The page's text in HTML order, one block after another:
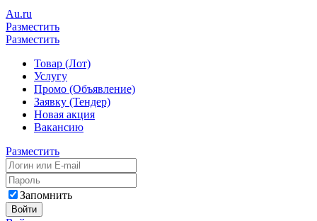
Au.ru
Разместить
Разместить
Товар (Лот)
Услугу
Промо (Объявление)
Заявку (Тендер)
Новая акция
Вакансию
Разместить
Запомнить
Войти